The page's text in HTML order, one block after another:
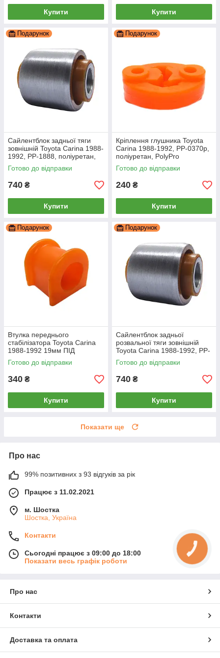
Купити Купити
Подарунок
Сайлентблок задньої тяги
зовнішній Toyota Carina 1988-
1992, PP-1888, поліуретан,
PolyPro
Готово до відправки
740 ₴
Купити
Подарунок
Кріплення глушника Toyota
Carina 1988-1992, PP-0370p,
поліуретан, PolyPro
Готово до відправки
240 ₴
Купити
Подарунок
Втулка переднього
стабілізатора Toyota Carina
1988-1992 19мм ПІД
ВИРОБІТКУ, PP-0196p,
поліуретан, PolyPro
Готово до відправки
340 ₴
Купити
Подарунок
Сайлентблок задньої
розвальної тяги зовнішній
Toyota Carina 1988-1992, PP-
1888, поліуретан, PolyPro
Готово до відправки
740 ₴
Купити
Показати ще
Про нас
99% позитивних з 93 відгуків за рік
Працює з 11.02.2021
м. Шостка
Шостка, Україна
Контакти
Сьогодні працює з 09:00 до 18:00
Показати весь графік роботи
Про нас
Контакти
Доставка та оплата
КНОПКА
ЗВ'ЯЗКУ